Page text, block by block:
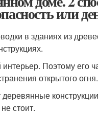
или
в зданиях из
Поэтому его
открытого огня.
стоит.